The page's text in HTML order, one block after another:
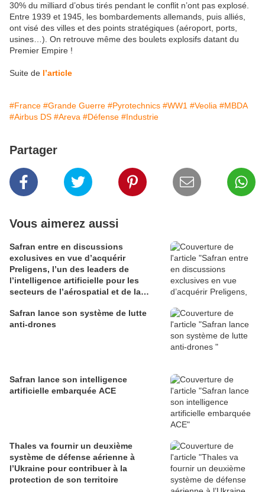
30% du milliard d’obus tirés pendant le conflit n’ont pas explosé.
Entre 1939 et 1945, les bombardements allemands, puis alliés,
ont visé des villes et des points stratégiques (aéroport, ports,
usines…). On retrouve même des boulets explosifs datant du
Premier Empire !
Suite de l’article
#France #Grande Guerre #Pyrotechnics #WW1 #Veolia #MBDA
#Airbus DS #Areva #Défense #Industrie
Partager
Vous aimerez aussi
Safran entre en discussions
exclusives en vue d’acquérir
Preligens, l’un des leaders de
l’intelligence artificielle pour les
secteurs de l’aérospatial et de la
Safran lance son système de lutte
anti-drones
Safran lance son intelligence
artificielle embarquée ACE
Thales va fournir un deuxième
système de défense aérienne à
l’Ukraine pour contribuer à la
protection de son territoire